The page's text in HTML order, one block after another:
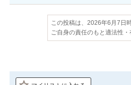
この投稿は、2026年6月7日
ご自身の責任のもと適法性